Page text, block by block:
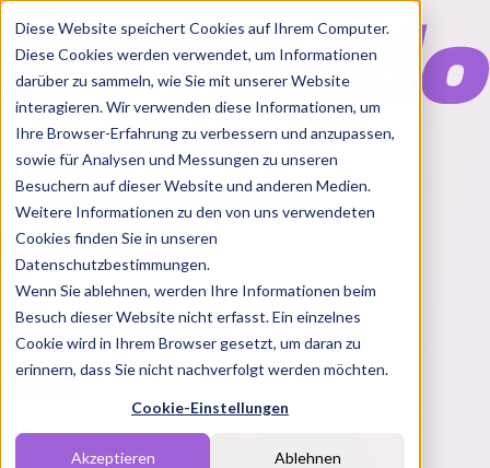
Diese Website speichert Cookies auf Ihrem Computer.
Diese Cookies werden verwendet, um Informationen
darüber zu sammeln, wie Sie mit unserer Website
interagieren. Wir verwenden diese Informationen, um
Ihre Browser-Erfahrung zu verbessern und anzupassen,
sowie für Analysen und Messungen zu unseren
Besuchern auf dieser Website und anderen Medien.
Weitere Informationen zu den von uns verwendeten
Cookies finden Sie in unseren
Datenschutzbestimmungen.
Wenn Sie ablehnen, werden Ihre Informationen beim
Besuch dieser Website nicht erfasst. Ein einzelnes
Cookie wird in Ihrem Browser gesetzt, um daran zu
erinnern, dass Sie nicht nachverfolgt werden möchten.
Cookie-Einstellungen
Akzeptieren Ablehnen
Features
Solutions
BlogChartsRabatt CodesPakete
Login